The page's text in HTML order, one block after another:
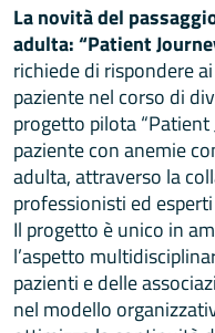
La novità del
adulta: “Patient
richiede di rispondere
paziente nel corso di
progetto pilota “Patient
paziente con anemie
adulta, attraverso la
professionisti ed
Il progetto è unico in
l’aspetto
pazienti e delle
nel modello